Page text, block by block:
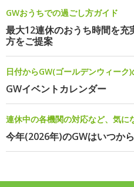
GWおうちでの過ごし方ガイド
最大12連休のおうち時間を充
方をご提案
日付からGW(ゴールデンウィーク
GWイベントカレンダー
連休中の各機関の対応など、気に
今年(2026年)のGWはいつか